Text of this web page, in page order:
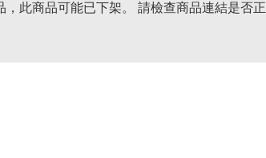
，此商品可能已下架。 請檢查商品連結是否正